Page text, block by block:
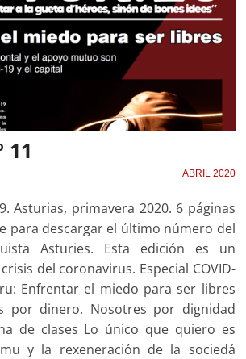
11
ABRIL 2020
Asturias, primavera 2020. 6 páginas
para descargar el último número del
Asturies. Esta edición es un
del coronavirus. Especial COVID-
Enfrentar el miedo para ser libres
por dinero. Nosotres por dignidad
de clases Lo único que quiero es
y la rexeneración de la sociedá